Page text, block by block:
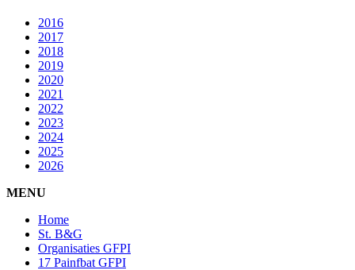
2016
2017
2018
2019
2020
2021
2022
2023
2024
2025
2026
MENU
Home
St. B&G
Organisaties GFPI
17 Painfbat GFPI